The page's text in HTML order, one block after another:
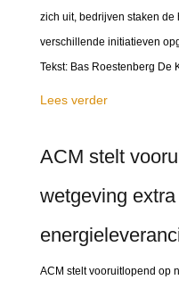
zich uit, bedrijven staken
verschillende initiatieven
Tekst: Bas Roestenberg De
Lees verder
ACM stelt
wetgeving
ACM stelt vooruitlopend op